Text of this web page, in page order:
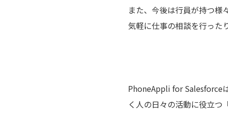
また、今後は行員が持つ様
気軽に仕事の相談を行った
PhoneAppli for Salesforce
く人の日々の活動に役立つ